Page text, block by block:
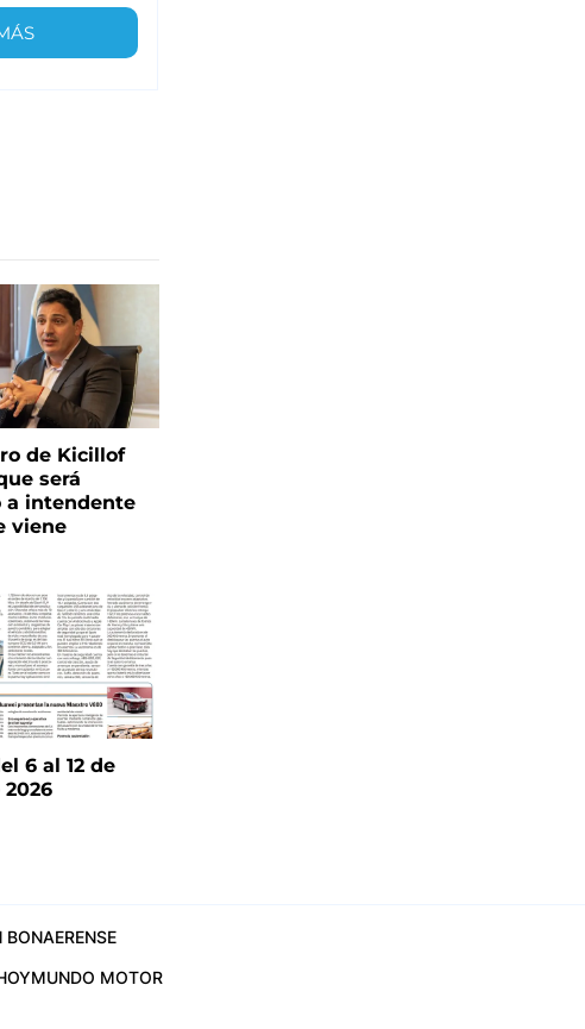
de Kicillof
será
a intendente
viene
6 al 12 de
BONAERENSE
MUNDO MOTOR